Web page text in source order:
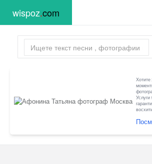
wispoz.com
Хотите
Услуги